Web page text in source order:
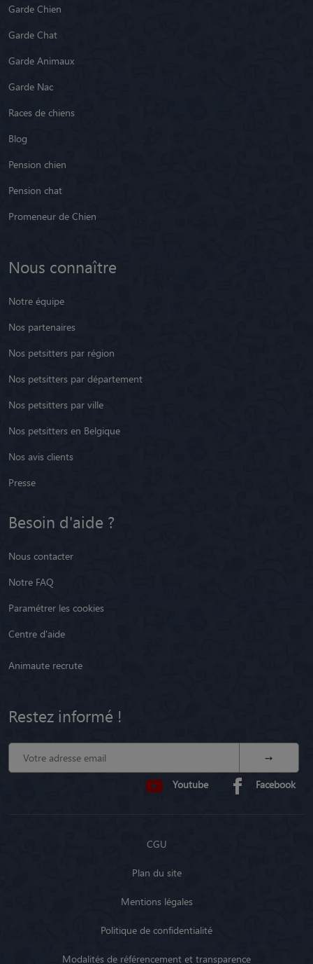
Garde Chien
Garde Chat
Garde Animaux
Garde Nac
Races de chiens
Blog
Pension chien
Pension chat
Promeneur de Chien
Nous connaître
Notre équipe
Nos partenaires
Nos petsitters par région
Nos petsitters par département
Nos petsitters par ville
Nos petsitters en Belgique
Nos avis clients
Presse
Besoin d'aide ?
Nous contacter
Notre FAQ
Paramétrer les cookies
Centre d'aide
Animaute recrute
Restez informé !
Youtube Facebook
CGU
Plan du site
Mentions légales
Politique de confidentialité
Modalités de référencement et transparence